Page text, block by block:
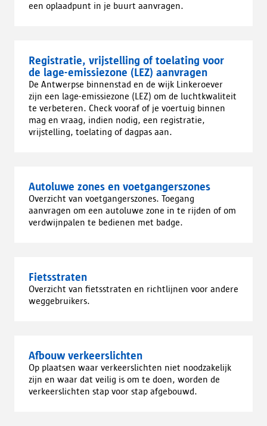
een oplaadpunt in je buurt aanvragen.
Registratie, vrijstelling of toelating voor
de lage-emissiezone (LEZ) aanvragen
De Antwerpse binnenstad en de wijk Linkeroever
zijn een lage-emissiezone (LEZ) om de luchtkwaliteit
te verbeteren. Check vooraf of je voertuig binnen
mag en vraag, indien nodig, een registratie,
vrijstelling, toelating of dagpas aan.
Autoluwe zones en voetgangerszones
Overzicht van voetgangerszones. Toegang
aanvragen om een autoluwe zone in te rijden of om
verdwijnpalen te bedienen met badge.
Fietsstraten
Overzicht van fietsstraten en richtlijnen voor andere
weggebruikers.
Afbouw verkeerslichten
Op plaatsen waar verkeerslichten niet noodzakelijk
zijn en waar dat veilig is om te doen, worden de
verkeerslichten stap voor stap afgebouwd.